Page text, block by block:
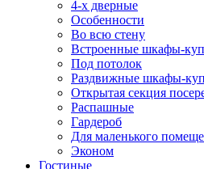
4-х дверные
Особенности
Во всю стену
Встроенные шкафы-
Под потолок
Раздвижные шкафы-
Открытая секция
Распашные
Гардероб
Для маленького
Эконом
Гостиные